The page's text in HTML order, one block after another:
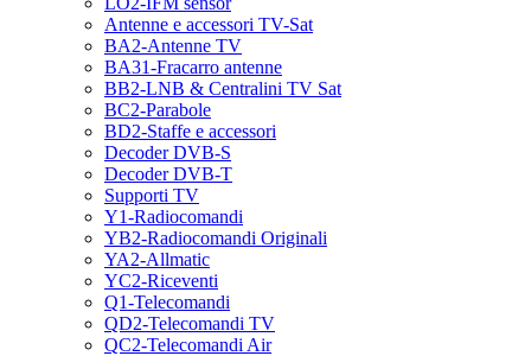
Antenne e accessori TV-Sat
BA2-Antenne TV
BA31-Fracarro antenne
BB2-LNB & Centralini TV Sat
BC2-Parabole
BD2-Staffe e accessori
Decoder DVB-S
Decoder DVB-T
Supporti TV
Y1-Radiocomandi
YB2-Radiocomandi Originali
YA2-Allmatic
YC2-Riceventi
Q1-Telecomandi
QD2-Telecomandi TV
QC2-Telecomandi Air